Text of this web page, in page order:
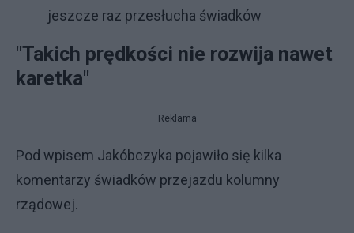
jeszcze raz przesłucha świadków
"Takich prędkości nie rozwija nawet
karetka"
Reklama
Pod wpisem Jakóbczyka pojawiło się kilka
komentarzy świadków przejazdu kolumny
rządowej.